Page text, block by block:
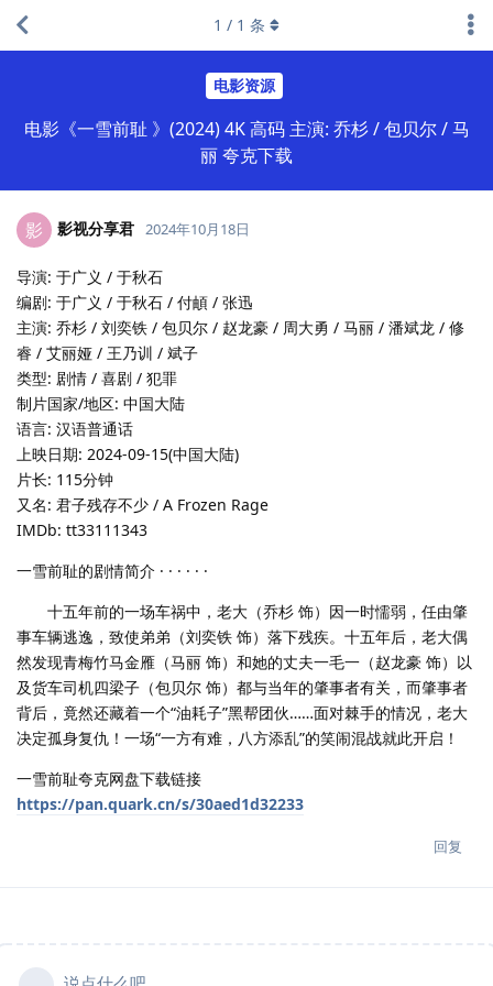
电影资源
电影《一雪前耻 》(2024) 4K 高码 主演: 乔杉 / 包贝尔 / 马
丽 夸克下载
1 / 1 条
影 影视分享君 2024年10月18日
导演: 于广义 / 于秋石
编剧: 于广义 / 于秋石 / 付頔 / 张迅
主演: 乔杉 / 刘奕铁 / 包贝尔 / 赵龙豪 / 周大勇 / 马丽 / 潘斌龙 / 修
睿 / 艾丽娅 / 王乃训 / 斌子
类型: 剧情 / 喜剧 / 犯罪
制片国家/地区: 中国大陆
语言: 汉语普通话
上映日期: 2024-09-15(中国大陆)
片长: 115分钟
又名: 君子残存不少 / A Frozen Rage
IMDb: tt33111343
一雪前耻的剧情简介 · · · · · ·
十五年前的一场车祸中，老大（乔杉 饰）因一时懦弱，任由肇
事车辆逃逸，致使弟弟（刘奕铁 饰）落下残疾。十五年后，老大偶
然发现青梅竹马金雁（马丽 饰）和她的丈夫一毛一（赵龙豪 饰）以
及货车司机四梁子（包贝尔 饰）都与当年的肇事者有关，而肇事者
背后，竟然还藏着一个“油耗子”黑帮团伙……面对棘手的情况，老大
决定孤身复仇！一场“一方有难，八方添乱”的笑闹混战就此开启！
一雪前耻夸克网盘下载链接
https://pan.quark.cn/s/30aed1d32233
回复